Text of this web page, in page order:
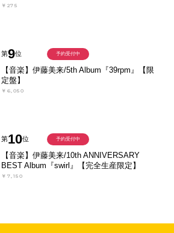
￥275
第9位
【音楽】伊藤美来/5th Album『39rpm』【限
定盤】
￥6,050
予約受付中
第10位
【音楽】伊藤美来/10th ANNIVERSARY
BEST Album『swirl』【完全生産限定】
￥7,150
予約受付中